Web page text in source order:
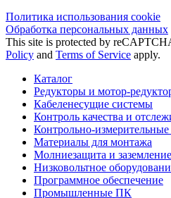
Политика использования сookie
Обработка персональных данных
This site is protected by
Policy and Terms of Service apply.
Каталог
Редукторы и мотор-
Кабеленесущие системы
Контроль качества и
Контрольно-
Материалы для монтажа
Молниезащита и заземление
Низковольтное
Программное обеспечение
Промышленные ПК